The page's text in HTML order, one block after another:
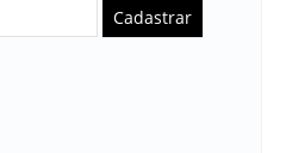
Cadastrar